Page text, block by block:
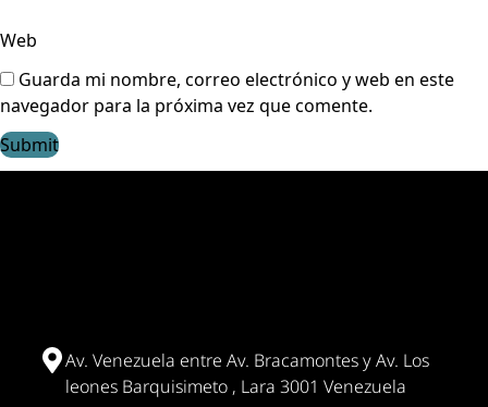
Web
Guarda mi nombre, correo electrónico y web en este
navegador para la próxima vez que comente.
Av. Venezuela entre Av. Bracamontes y Av. Los
leones Barquisimeto , Lara 3001 Venezuela